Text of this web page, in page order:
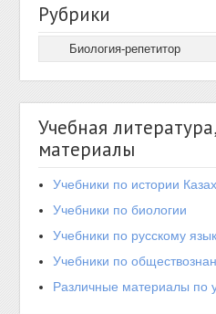
Рубрики
Учебная
материалы
Учебники по истории
Учебники по биологии
Учебники по русскому
Учебники по
Различные материалы по